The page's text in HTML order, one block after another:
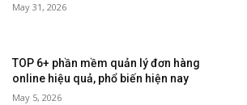
May 31, 2026
TOP 6+ phần mềm quản lý đơn hàng
online hiệu quả, phổ biến hiện nay
May 5, 2026